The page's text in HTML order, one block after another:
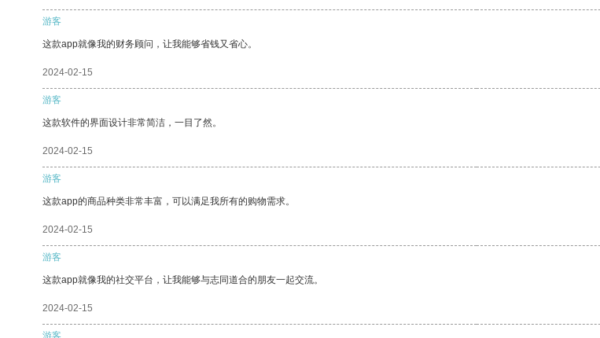
游客
这款app就像我的财务顾问，让我能够省钱又省心。
2024-02-15
游客
这款软件的界面设计非常简洁，一目了然。
2024-02-15
游客
这款app的商品种类非常丰富，可以满足我所有的购物需求。
2024-02-15
游客
这款app就像我的社交平台，让我能够与志同道合的朋友一起交流。
2024-02-15
游客